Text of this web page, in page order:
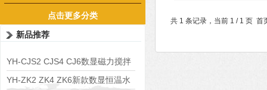
点击更多分类
新品推荐
YH-CJS2 CJS4 CJ6数显磁力搅拌
水浴锅
YH-ZK2 ZK4 ZK6新款数显恒温水
共 1 条记录，当前 1 / 1 页